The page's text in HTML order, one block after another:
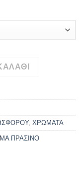
XXXL
, ΧΡΩΜΑΤΑ
ΠΡΑΣΙΝΟ